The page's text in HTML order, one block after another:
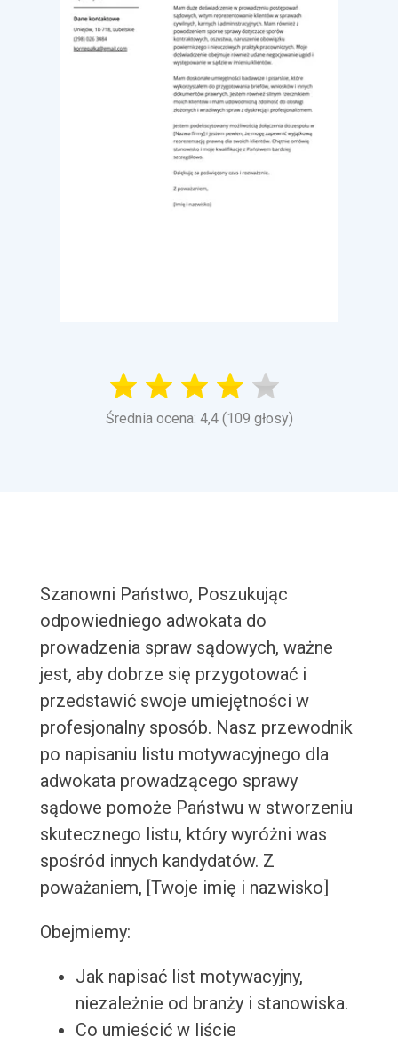
Średnia ocena: 4,4 (109 głosy)
Szanowni Państwo, Poszukując
odpowiedniego adwokata do
prowadzenia spraw sądowych, ważne
jest, aby dobrze się przygotować i
przedstawić swoje umiejętności w
profesjonalny sposób. Nasz przewodnik
po napisaniu listu motywacyjnego dla
adwokata prowadzącego sprawy
sądowe pomoże Państwu w stworzeniu
skutecznego listu, który wyróżni was
spośród innych kandydatów. Z
poważaniem, [Twoje imię i nazwisko]
Obejmiemy:
Jak napisać list motywacyjny,
niezależnie od branży i stanowiska.
Co umieścić w liście